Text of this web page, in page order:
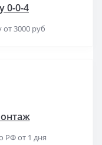
0-0-4
3000 руб
РФ от 1 дня